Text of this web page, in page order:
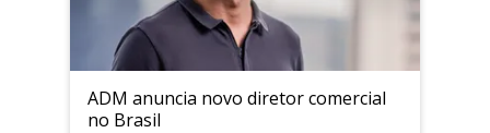
ADM anuncia novo diretor comercial
no Brasil